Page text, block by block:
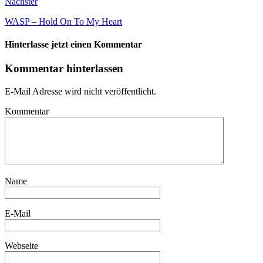
WASP – Hold On To My Heart
Hinterlasse jetzt einen Kommentar
Kommentar hinterlassen
E-Mail Adresse wird nicht veröffentlicht.
Kommentar
Name
E-Mail
Webseite